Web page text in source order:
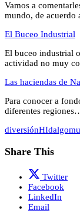
Vamos a
mundo, de
El Buceo Industrial
El buceo industrial
actividad no muy
Las haciendas de
Para conocer a
diferentes
diversiónHIdalgo
Share This
Twitter
Facebook
LinkedIn
Email